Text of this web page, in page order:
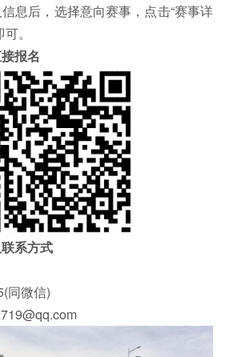
息后，选择意向赛事，点击“赛事详
。
报名
系方式
同微信)